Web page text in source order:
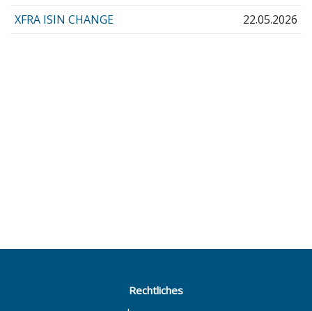
XFRA ISIN CHANGE 22.05.2026
Rechtliches